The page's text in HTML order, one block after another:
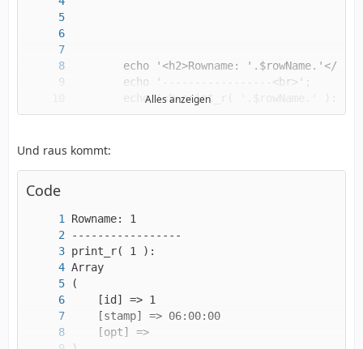
Alles anzeigen
Und raus kommt:
Code